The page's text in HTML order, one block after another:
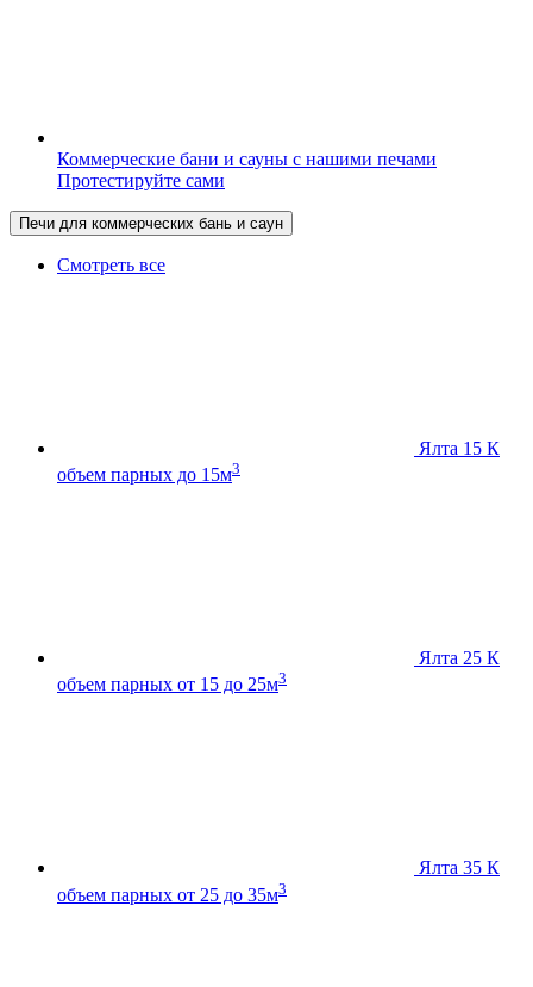
Коммерческие бани и сауны с нашими печами
Протестируйте сами
Печи для коммерческих бань и саун
Смотреть все
Ялта 15 К
объем парных до 15м3
Ялта 25 К
объем парных от 15 до 25м3
Ялта 35 К
объем парных от 25 до 35м3